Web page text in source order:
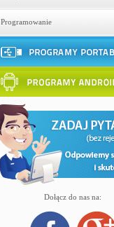
Programowanie
Dołącz do nas na: